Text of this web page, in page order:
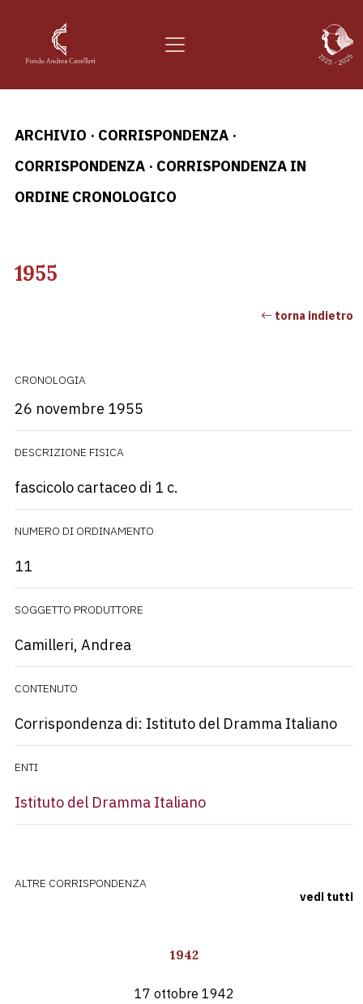
ARCHIVIO · CORRISPONDENZA ·
CORRISPONDENZA · CORRISPONDENZA IN
ORDINE CRONOLOGICO
1955
torna indietro
CRONOLOGIA
26 novembre 1955
DESCRIZIONE FISICA
fascicolo cartaceo di 1 c.
NUMERO DI ORDINAMENTO
11
SOGGETTO PRODUTTORE
Camilleri, Andrea
CONTENUTO
Corrispondenza di: Istituto del Dramma Italiano
ENTI
Istituto del Dramma Italiano
ALTRE CORRISPONDENZA
vedi tutti
1942
17 ottobre 1942